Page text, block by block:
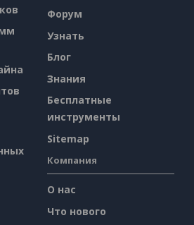
Форум
Узнать
Блог
Знания
Бесплатные
инструменты
Sitemap
Компания
О нас
Что нового